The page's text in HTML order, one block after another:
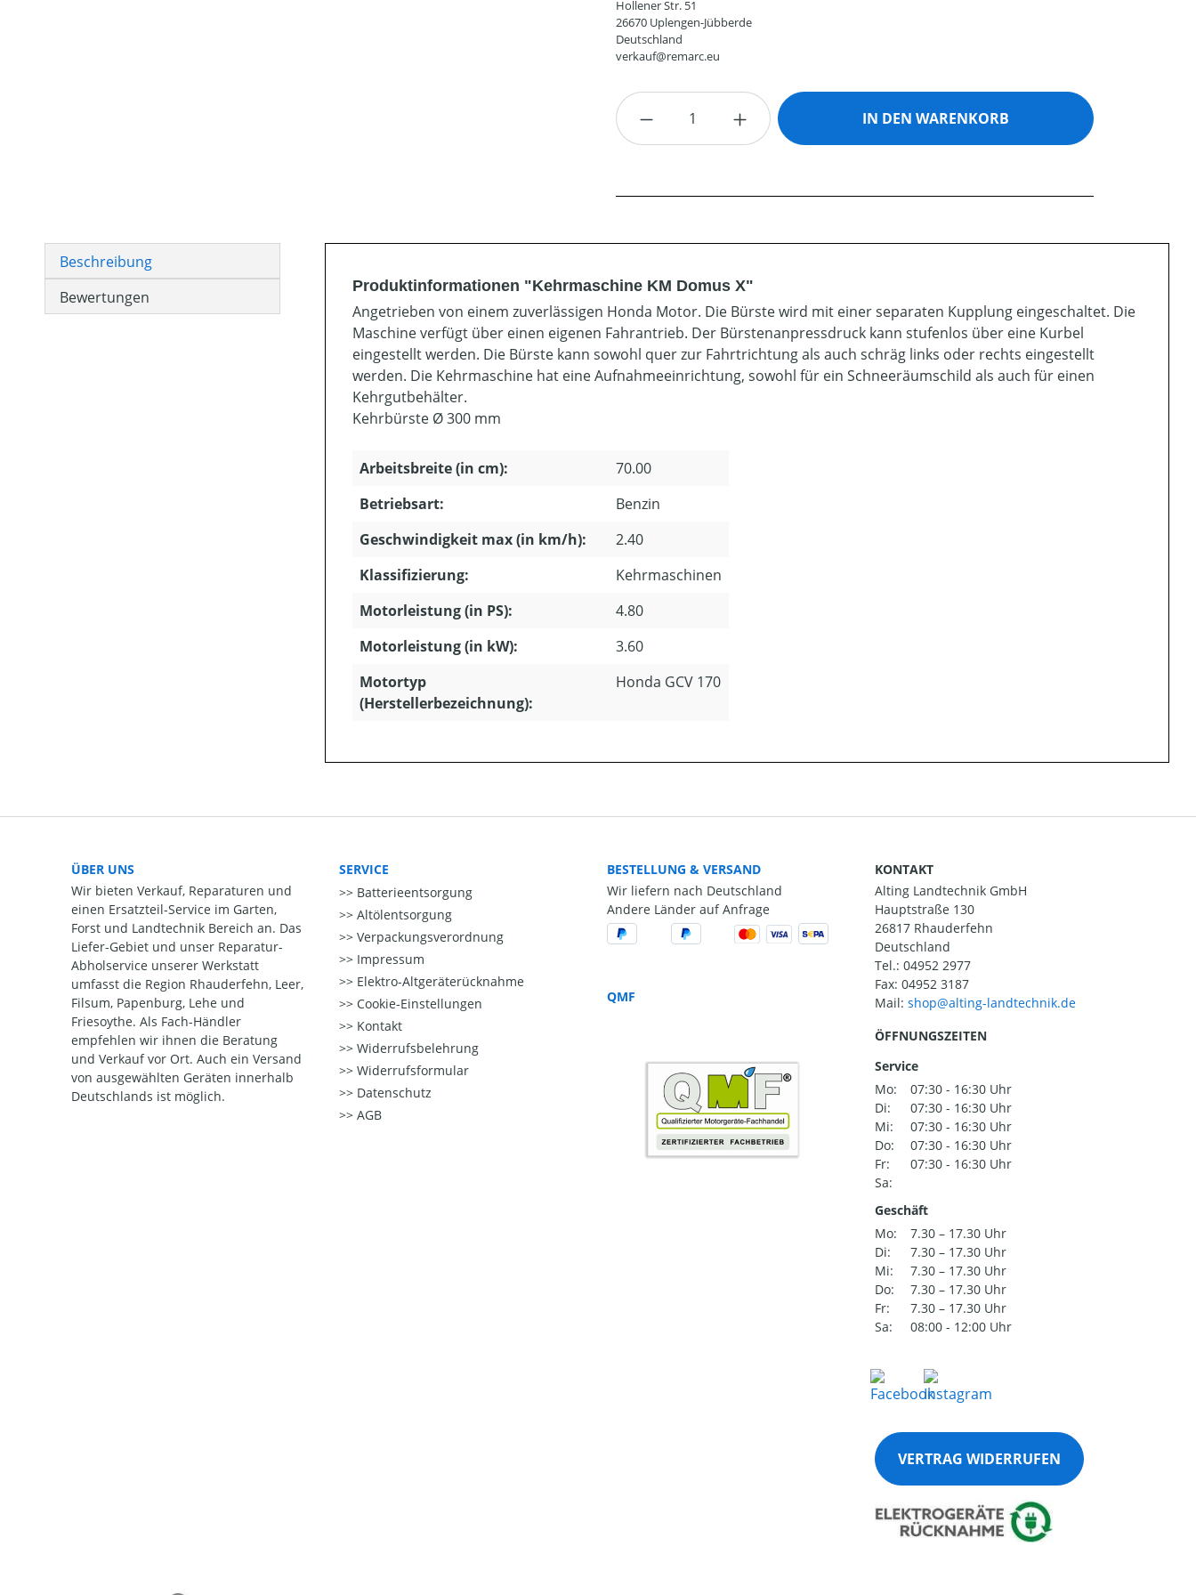
Hollener Str. 51
26670 Uplengen-Jübberde
Deutschland
verkauf@remarc.eu
Produkt Anzahl: Gib den gewünschten Wert ein oder
IN DEN WARENKORB
Beschreibung
Bewertungen
Produktinformationen "Kehrmaschine KM Domus X"
Angetrieben von einem zuverlässigen Honda Motor. Die Bürste wird mit einer separaten Kupplung eingeschaltet. Die
Maschine verfügt über einen eigenen Fahrantrieb. Der Bürstenanpressdruck kann stufenlos über eine Kurbel
eingestellt werden. Die Bürste kann sowohl quer zur Fahrtrichtung als auch schräg links oder rechts eingestellt
werden. Die Kehrmaschine hat eine Aufnahmeeinrichtung, sowohl für ein Schneeräumschild als auch für einen
Kehrgutbehälter.
Kehrbürste Ø 300 mm
Arbeitsbreite (in cm):
70.00
Betriebsart:
Benzin
Geschwindigkeit max (in km/h):
2.40
Klassifizierung:
Kehrmaschinen
Motorleistung (in PS):
4.80
Motorleistung (in kW):
3.60
Motortyp
(Herstellerbezeichnung):
Honda GCV 170
ÜBER UNS
Wir bieten Verkauf, Reparaturen und
einen Ersatzteil-Service im Garten,
Forst und Landtechnik Bereich an. Das
Liefer-Gebiet und unser Reparatur-
Abholservice unserer Werkstatt
umfasst die Region Rhauderfehn, Leer,
Filsum, Papenburg, Lehe und
Friesoythe. Als Fach-Händler
empfehlen wir ihnen die Beratung
und Verkauf vor Ort. Auch ein Versand
von ausgewählten Geräten innerhalb
Deutschlands ist möglich.
SERVICE
Batterieentsorgung
Altölentsorgung
Verpackungsverordnung
Impressum
Elektro-Altgeräterücknahme
Cookie-Einstellungen
Kontakt
Widerrufsbelehrung
Widerrufsformular
Datenschutz
AGB
BESTELLUNG & VERSAND
Wir liefern nach Deutschland
Andere Länder auf Anfrage
QMF
KONTAKT
Alting Landtechnik GmbH
Hauptstraße 130
26817 Rhauderfehn
Deutschland
Tel.: 04952 2977
Fax: 04952 3187
Mail:
ÖFFNUNGSZEITEN
Service
Mo:
07:30 - 16:30 Uhr
Di:
07:30 - 16:30 Uhr
Mi:
07:30 - 16:30 Uhr
Do:
07:30 - 16:30 Uhr
Fr:
07:30 - 16:30 Uhr
Sa:
Geschäft
Mo:
7.30 – 17.30 Uhr
Di:
7.30 – 17.30 Uhr
Mi:
7.30 – 17.30 Uhr
Do:
7.30 – 17.30 Uhr
Fr:
7.30 – 17.30 Uhr
Sa:
08:00 - 12:00 Uhr
VERTRAG WIDERRUFEN